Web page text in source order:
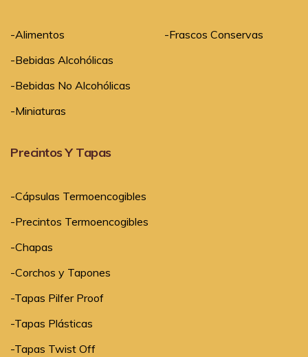
-Alimentos
-Bebidas Alcohólicas
-Bebidas No Alcohólicas
-Miniaturas
-Frascos Conservas
Precintos Y Tapas
-Cápsulas Termoencogibles
-Precintos Termoencogibles
-Chapas
-Corchos y Tapones
-Tapas Pilfer Proof
-Tapas Plásticas
-Tapas Twist Off